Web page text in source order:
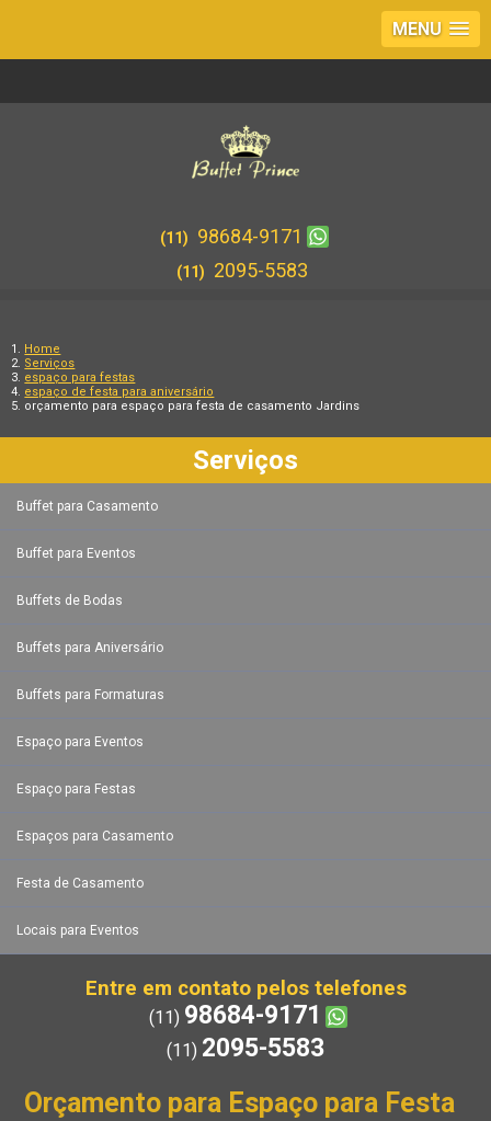
MENU
(11) 98684-9171
(11) 2095-5583
Home
Serviços
espaço para festas
espaço de festa para aniversário
orçamento para espaço para festa de casamento Jardins
Serviços
Buffet para Casamento
Buffet para Eventos
Buffets de Bodas
Buffets para Aniversário
Buffets para Formaturas
Espaço para Eventos
Espaço para Festas
Espaços para Casamento
Festa de Casamento
Locais para Eventos
Entre em contato pelos telefones
(11) 98684-9171
(11) 2095-5583
Orçamento para Espaço para Festa